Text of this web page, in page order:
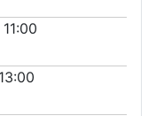
11:00
13:00